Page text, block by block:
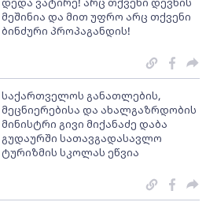
მეშინია და მით უფრო არც თქვენი
ბინძური პროპაგანდის!
საქართველოს განათლების,
მეცნიერებისა და ახალგაზრდობის
მინისტრი გივი მიქანაძე დაბა
გუდაურში სათავგადასავლო
ტურიზმის სკოლას ეწვია